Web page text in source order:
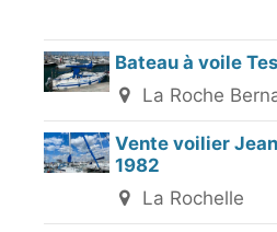
Bateau à voile
La Roche
Vente voilier
1982
La Rochelle